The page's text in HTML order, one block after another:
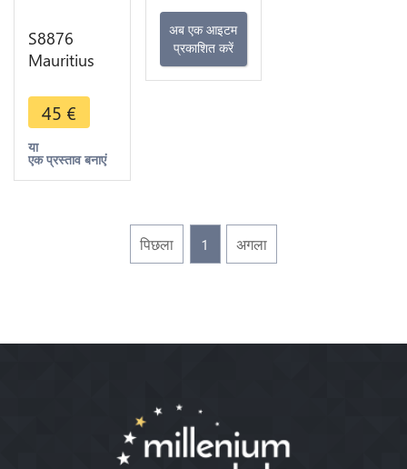
S8876
Mauritius
George V
Stag 1934
Argent
Silver -
45 €
या
एक प्रस्ताव बनाएं
अब एक आइटम
प्रकाशित करें
पिछला 1 अगला